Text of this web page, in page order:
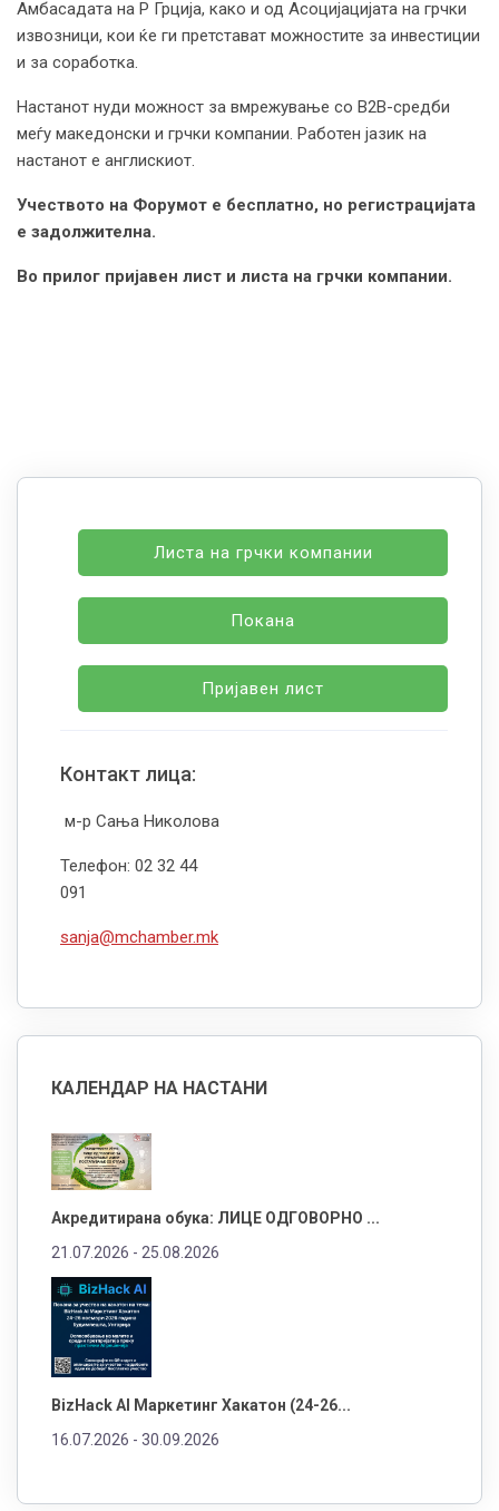
Амбасадата на Р Грција, како и од Асоцијацијата на грчки
извозници, кои ќе ги претстават можностите за инвестиции
и за соработка.
Настанот нуди можност за вмрежување со B2B-средби
меѓу македонски и грчки компании. Работен јазик на
настанот е англискиот.
Учеството на Форумот е бесплатно, но регистрацијата
е задолжителна.
Во прилог пријавен лист и листа на грчки компании.
Листа на грчки компании
Покана
Пријавен лист
Контакт лица:
м-р Сања Николова
Телефон: 02 32 44
091
sanja@mchamber.mk
КАЛЕНДАР НА НАСТАНИ
Акредитирана обука: ЛИЦЕ ОДГОВОРНО ...
21.07.2026 - 25.08.2026
BizHack AI Маркетинг Хакатон (24-26...
16.07.2026 - 30.09.2026